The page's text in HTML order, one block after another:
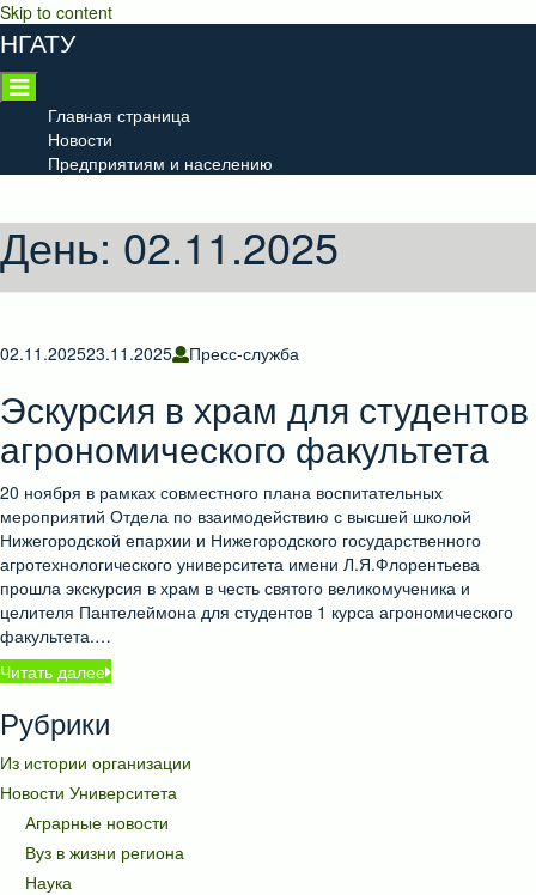
Skip to content
НГАТУ
Главная страница
Новости
Предприятиям и населению
День: 02.11.2025
02.11.202523.11.2025 Пресс-служба
Эскурсия в храм для студентов
агрономического факультета
20 ноября в рамках совместного плана воспитательных
мероприятий Отдела по взаимодействию с высшей школой
Нижегородской епархии и Нижегородского государственного
агротехнологического университета имени Л.Я.Флорентьева
прошла экскурсия в храм в честь святого великомученика и
целителя Пантелеймона для студентов 1 курса агрономического
факультета.…
Читать далее
Рубрики
Из истории организации
Новости Университета
Аграрные новости
Вуз в жизни региона
Наука